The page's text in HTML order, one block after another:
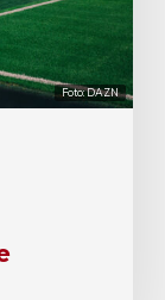
Foto: DAZN